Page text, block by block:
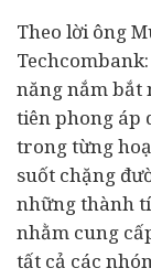
Theo lời ông
năng nắm bắt
tiên phong áp
trong từng
suốt chặng
những thành
nhằm cung
tất cả các